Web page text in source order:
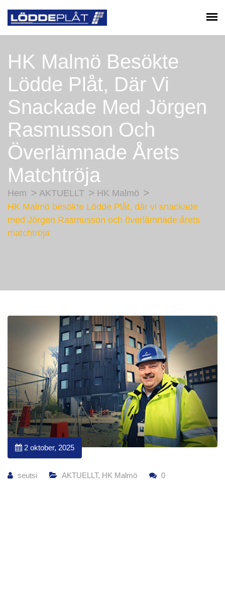
HK Malmö Besökte
Lödde Plåt, Där Vi
Snackade Med Jörgen
Rasmusson Och
Överlämnade Årets
Matchtröja
Hem AKTUELLT
HK Malmö
HK Malmö besökte Lödde Plåt, där vi snackade
med Jörgen Rasmusson och överlämnade årets
matchtröja
2 oktober, 2025
seutsi AKTUELLT, HK Malmö 0